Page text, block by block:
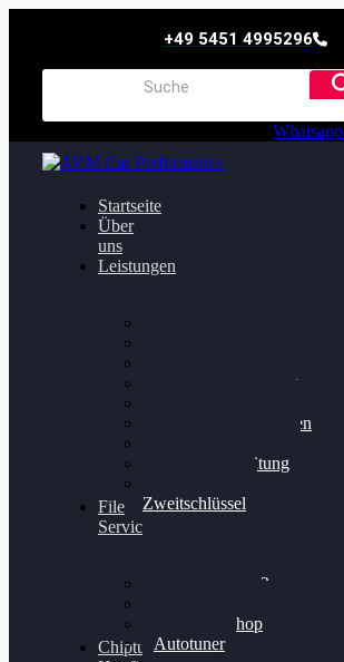
+49 5451 4995296
Whatsapp
Startseite
Über
uns
Leistungen
Getriebeoptimierung
Bremsscheiben planen
Felgenaufbereitung
Zweitschlüssel
File
Service
Alientech Kess3
Alientech Shop
Autotuner
Chiptuning